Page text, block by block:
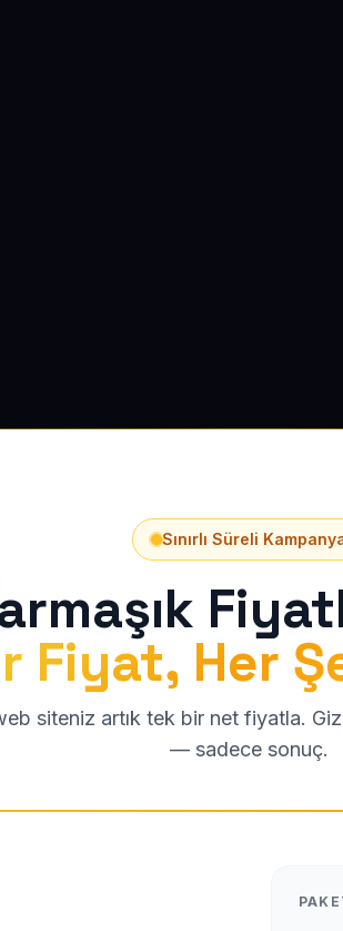
Sınırlı Süreli
Fiyat, Her
siteniz artık tek bir net fiyatla.
— sadece sonuç.